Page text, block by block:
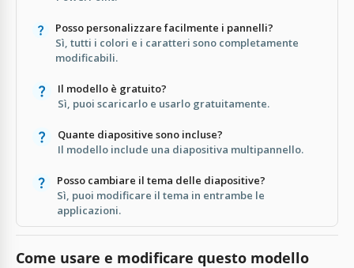
Posso personalizzare facilmente i pannelli?
Sì, tutti i colori e i caratteri sono completamente
modificabili.
Il modello è gratuito?
Sì, puoi scaricarlo e usarlo gratuitamente.
Quante diapositive sono incluse?
Il modello include una diapositiva multipannello.
Posso cambiare il tema delle diapositive?
Sì, puoi modificare il tema in entrambe le
applicazioni.
Come usare e modificare questo modello